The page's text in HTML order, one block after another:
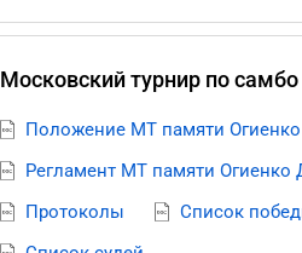
Московский турнир по
Положение МТ памяти
Регламент МТ памяти Огиенко
Протоколы
Список